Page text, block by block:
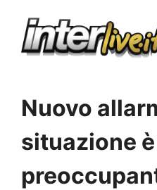
Nuovo
situazione è